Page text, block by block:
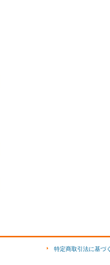
特定商取引法に基づ